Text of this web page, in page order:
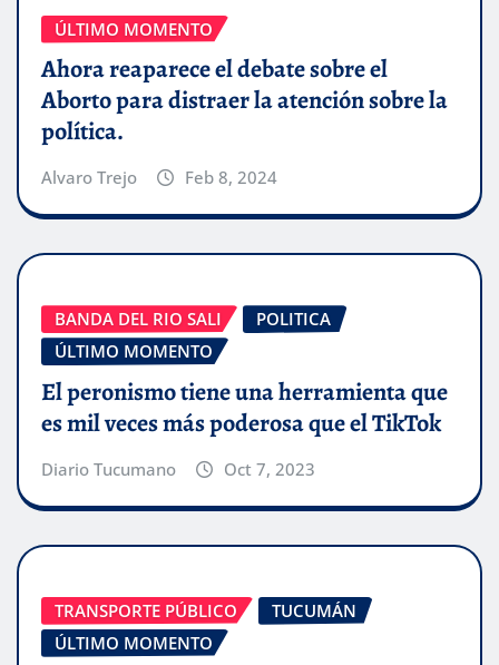
ÚLTIMO MOMENTO
Ahora reaparece el debate sobre el
Aborto para distraer la atención sobre la
política.
Alvaro Trejo Feb 8, 2024
BANDA DEL RIO SALI
POLITICA
ÚLTIMO MOMENTO
El peronismo tiene una herramienta que
es mil veces más poderosa que el TikTok
Diario Tucumano Oct 7, 2023
TRANSPORTE PÚBLICO
TUCUMÁN
ÚLTIMO MOMENTO